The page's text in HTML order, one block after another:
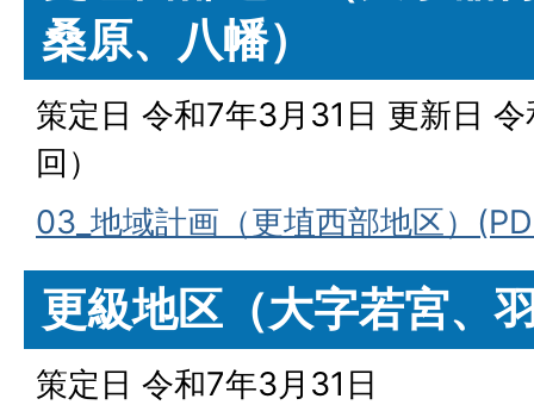
桑原、八幡）
策定日 令和7年3月31日 更新日
回）
03_地域計画（更埴西部地区）
更級地区（大字若宮、
策定日 令和7年3月31日